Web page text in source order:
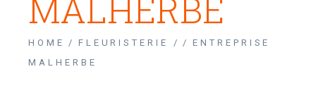
MALHERBE
HOME FLEURISTERIE /
ENTREPRISE
MALHERBE